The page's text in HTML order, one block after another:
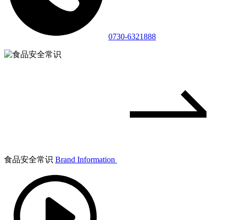
0730-6321888
食品安全常识 Brand Information